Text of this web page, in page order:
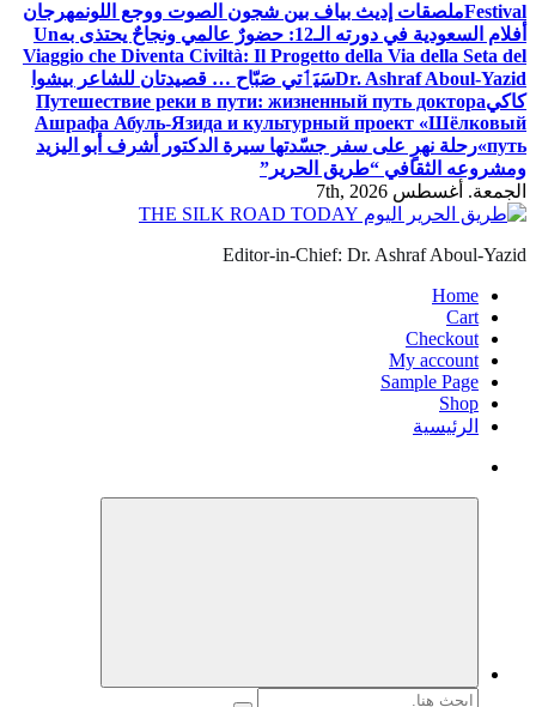
Festivalملصقات إديث بياف بين شجون الصوت ووجع اللونمهرجان
أفلام السعودية في دورته الـ12: حضورٌ عالمي ونجاحٌ يحتذى به
Un
Viaggio che Diventa Civiltà: Il Progetto della Via della Seta del
Dr. Ashraf Aboul-Yazidسَيَٲتي صَبّاح … قصيدتان للشاعر بيشوا
كاكيПутешествие реки в пути: жизненный путь доктора
Ашрафа Абуль-Язида и культурный проект «Шёлковый
путь» رحلة نهرٍ على سفر جسّدتها سيرة الدكتور أشرف أبو اليزيد
ومشروعه الثقافي “طريق الحرير”
الجمعة. أغسطس 7th, 2026
Editor-in-Chief: Dr. Ashraf Aboul-Yazid
Home
Cart
Checkout
My account
Sample Page
Shop
الرئيسية
البحث